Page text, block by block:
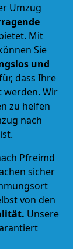
Umzug
Mit
Sie
und
dass Ihre
werden. Wir
zu helfen
nach
Pfreimd
sicher
von den
. Unsere